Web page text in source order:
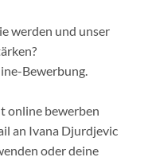
werden und unser
Bewerbung.
online bewerben
an Ivana Djurdjevic
oder deine